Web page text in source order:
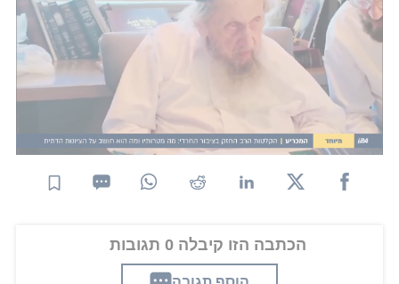
בחודש שעבר דיווחנו כי הרב דב לנדו,תקף בחריפות
את ראש הממשלה נתניהו
וכינה אותו בדיון הסגור:
"שקרן". בכירים בדגל התורה אמרו על פירוק גוש הימין
והאופציות לממשלה ללא נתניהו כי "כל האופציות
פתוחות, אחרי הבחירות כולם ירצו חרדים בממשלה.
בונים על זה שקהל מתנגדי נתניהו מעדיפים את הפלת
ראש הממשלה על פני גיוס החרדים".
הכתבה הזו קיבלה 0 תגובות